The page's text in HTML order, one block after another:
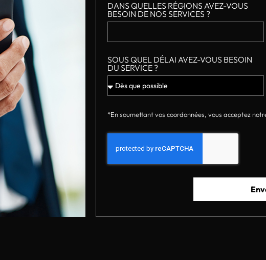
DANS QUELLES RÉGIONS AVEZ-VOUS
BESOIN DE NOS SERVICES ?
SOUS QUEL DÉLAI AVEZ-VOUS BESOIN
DU SERVICE ?
*En soumettant vos coordonnées, vous acceptez